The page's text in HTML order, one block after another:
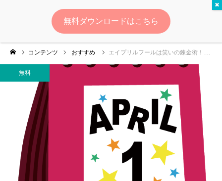
無料
コンテンツ おすすめ エイプリルフールは笑いの錬金術！SNSマーケティングでバズらせて4月の主役になる方法
無料
ログイン 会員登録
ゆいマーケとは？
実績・お客様の声
無料診断
イベント・セミナー情報
コンテンツ
無料ダウンロードはこちら